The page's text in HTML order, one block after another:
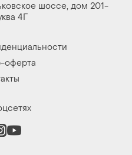
шоссе, дом 201-
4Г
оферта